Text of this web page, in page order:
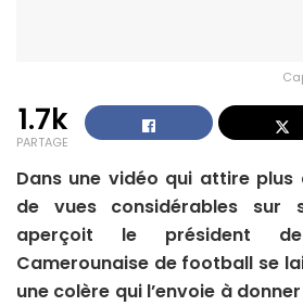
1.7k
PARTAGE
Dans une vidéo qui attire plus
de vues considérables sur
aperçoit le président
Camerounaise de football se
une colère qui l’envoie à